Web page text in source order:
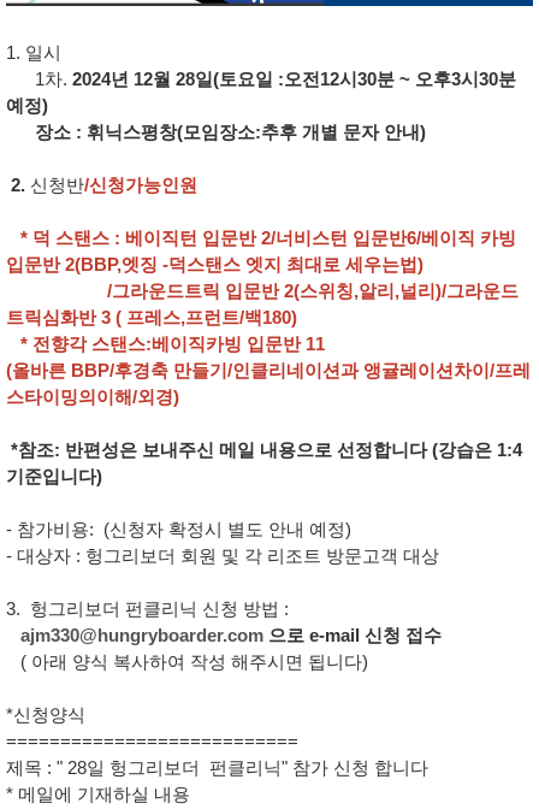
1. 일시
1차. 2024년 12월 28일(토요일 :오전12시30분 ~ 오후3시30분
예정)
장소 : 휘닉스평창(모임장소:추후 개별 문자 안내)
2. 신청반/신청가능인원
* 덕 스탠스 : 베이직턴 입문반 2/너비스턴 입문반6/베이직 카빙
입문반 2(BBP,엣징 -덕스탠스 엣지 최대로 세우는법)
/그라운드트릭 입문반 2(스위칭,알리,널리)/그라운드
트릭심화반 3 ( 프레스,프런트/백180)
* 전향각 스탠스:베이직카빙 입문반 11
(올바른 BBP/후경축 만들기/인클리네이션과 앵귤레이션차이/프레
스타이밍의이해/외경)
*참조: 반편성은 보내주신 메일 내용으로 선정합니다 (강습은 1:4
기준입니다)
- 참가비용: (신청자 확정시 별도 안내 예정)
- 대상자 : 헝그리보더 회원 및 각 리조트 방문고객 대상
3. 헝그리보더 펀클리닉 신청 방법 :
ajm330@hungryboarder.com 으로 e-mail 신청 접수
( 아래 양식 복사하여 작성 해주시면 됩니다)
*신청양식
===========================
제목 : " 28일 헝그리보더 펀클리닉" 참가 신청 합니다
* 메일에 기재하실 내용